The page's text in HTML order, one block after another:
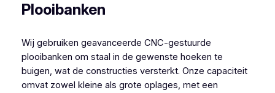
Plooibanken
Wij gebruiken geavanceerde CNC-gestuurde
plooibanken om staal in de gewenste hoeken te
buigen, wat de constructies versterkt. Onze capaciteit
omvat zowel kleine als grote oplages, met een